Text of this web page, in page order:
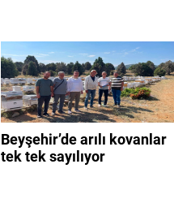
Beyşehir’de arılı kovanlar
tek tek sayılıyor